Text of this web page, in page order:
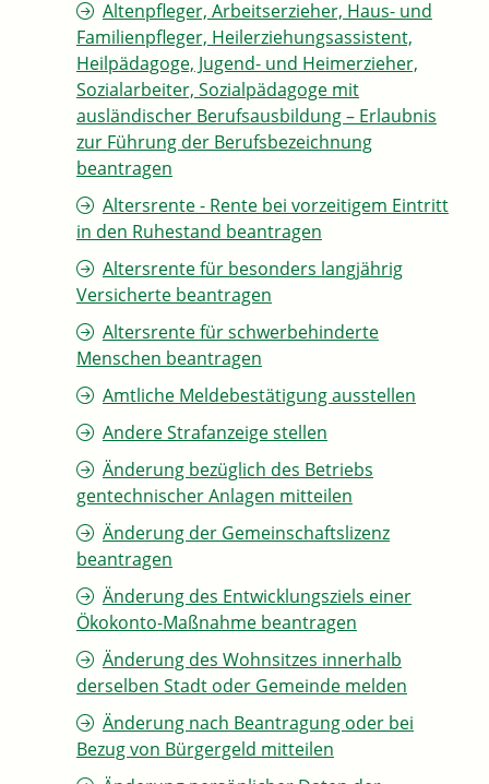
Altenpfleger, Arbeitserzieher, Haus- und
Familienpfleger, Heilerziehungsassistent,
Heilpädagoge, Jugend- und Heimerzieher,
Sozialarbeiter, Sozialpädagoge mit
ausländischer Berufsausbildung – Erlaubnis
zur Führung der Berufsbezeichnung
beantragen
Altersrente - Rente bei vorzeitigem Eintritt
in den Ruhestand beantragen
Altersrente für besonders langjährig
Versicherte beantragen
Altersrente für schwerbehinderte
Menschen beantragen
Amtliche Meldebestätigung ausstellen
Andere Strafanzeige stellen
Änderung bezüglich des Betriebs
gentechnischer Anlagen mitteilen
Änderung der Gemeinschaftslizenz
beantragen
Änderung des Entwicklungsziels einer
Ökokonto-Maßnahme beantragen
Änderung des Wohnsitzes innerhalb
derselben Stadt oder Gemeinde melden
Änderung nach Beantragung oder bei
Bezug von Bürgergeld mitteilen